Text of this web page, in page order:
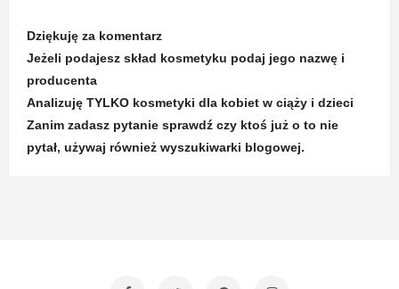
Dziękuję za komentarz
Jeżeli podajesz skład kosmetyku podaj jego nazwę i
producenta
Analizuję TYLKO kosmetyki dla kobiet w ciąży i dzieci
Zanim zadasz pytanie sprawdź czy ktoś już o to nie
pytał, używaj również wyszukiwarki blogowej.